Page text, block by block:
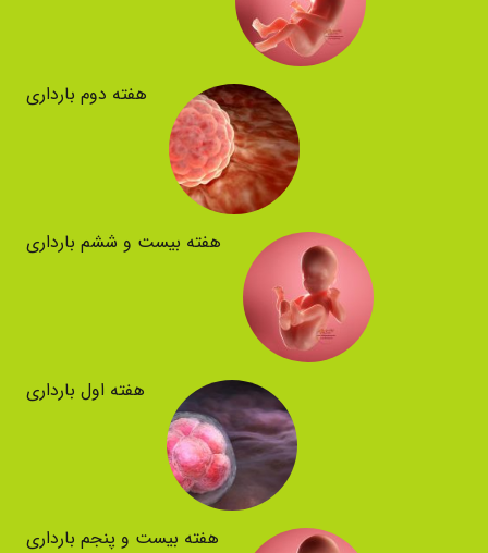
هفته دوم بارداری
هفته بیست و ششم بارداری
هفته اول بارداری
هفته بیست و پنجم بارداری